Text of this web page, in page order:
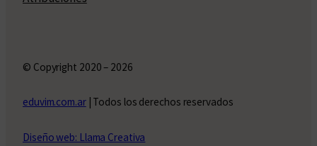
© Copyright 2020 – 2026
eduvim.com.ar| Todos los derechos reservados
Diseño web: Llama Creativa